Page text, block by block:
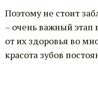
Поэтому не стоит
– очень важный этап
от их здоровья во
красота зубов